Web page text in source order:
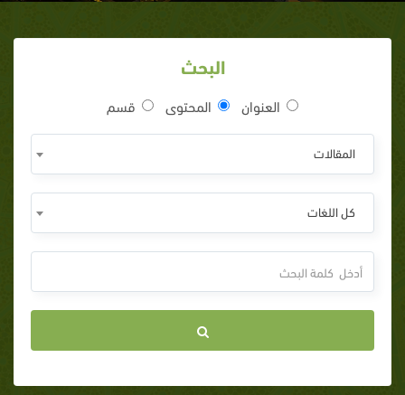
البحث
العنوان المحتوى قسم
المقالات
كل اللغات